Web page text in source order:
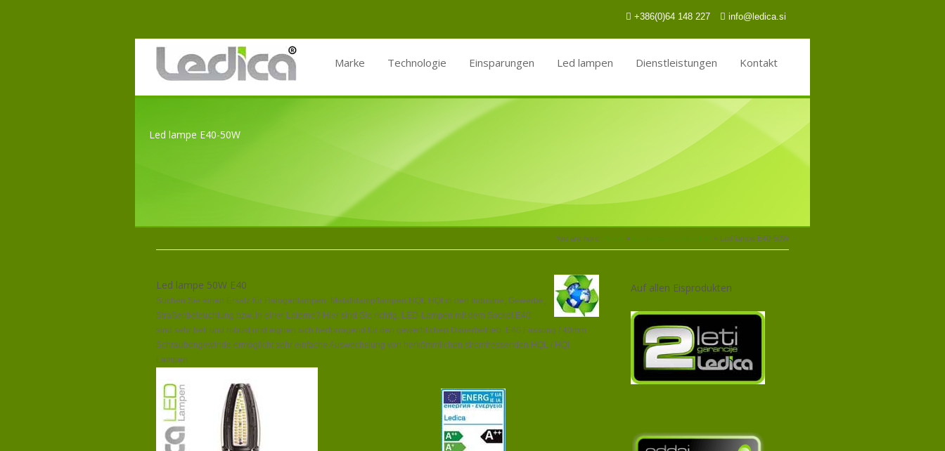
+386(0)64 148 227 info@ledica.si
Marke Technologie Einsparungen Led lampen Dienstleistungen Kontakt
Led lampe E40-50W
You are here: » » Led lampe E40-50W
Led lampe 50W E40
Suchen Sie einen Ersatz für Halogenlampen, Metalldampflampen HQL HQI in den Industrie, Gewerbe,
Straßenbeleuchtung bzw. in einer Laterne? Hier sind Sie richtig. LED-Lampen mit dem Sockel E40
sind sehr hell und robust und eignen sich herforragend für den gewerblichen Dauerbetrieb. E40 Fassung / 40mm
Schraubengewinde ermöglicht sehr einfache Auswechslung von herkömmlichen stromfressenden HQL / HQI
Lampen.
Auf allen Eisprodukten